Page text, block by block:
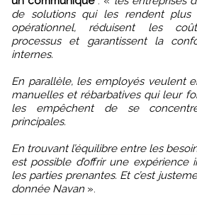
de solutions qui les rendent plus
opérationnel, réduisent les
processus et garantissent la
internes.
En parallèle, les employés veulent
manuelles et rébarbatives qui leur
les empêchent de se
principales.
En trouvant l’équilibre entre les
est possible d’offrir une expérience
les parties prenantes. Et c’est
donnée Navan ».